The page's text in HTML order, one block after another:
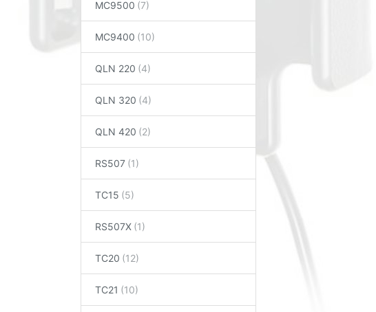
MC9500
MC9400
QLN 220
QLN 320
QLN 420
RS507
TC15
RS507X
TC20
TC21